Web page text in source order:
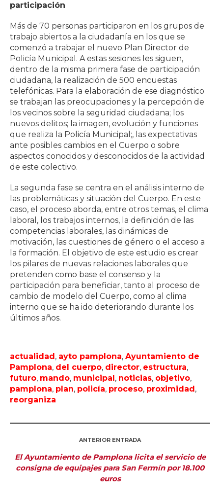
participación
Más de 70 personas participaron en los grupos de
trabajo abiertos a la ciudadanía en los que se
comenzó a trabajar el nuevo Plan Director de
Policía Municipal. A estas sesiones les siguen,
dentro de la misma primera fase de participación
ciudadana, la realización de 500 encuestas
telefónicas. Para la elaboración de ese diagnóstico
se trabajan las preocupaciones y la percepción de
los vecinos sobre la seguridad ciudadana; los
nuevos delitos; la imagen, evolución y funciones
que realiza la Policía Municipal;, las expectativas
ante posibles cambios en el Cuerpo o sobre
aspectos conocidos y desconocidos de la actividad
de este colectivo.
La segunda fase se centra en el análisis interno de
las problemáticas y situación del Cuerpo. En este
caso, el proceso aborda, entre otros temas, el clima
laboral, los trabajos internos, la definición de las
competencias laborales, las dinámicas de
motivación, las cuestiones de género o el acceso a
la formación. El objetivo de este estudio es crear
los pilares de nuevas relaciones laborales que
pretenden como base el consenso y la
participación para beneficiar, tanto al proceso de
cambio de modelo del Cuerpo, como al clima
interno que se ha ido deteriorando durante los
últimos años.
actualidad, ayto pamplona, Ayuntamiento de
Pamplona, del cuerpo, director, estructura,
futuro, mando, municipal, noticias, objetivo,
pamplona, plan, policía, proceso, proximidad,
reorganiza
ANTERIOR ENTRADA
El Ayuntamiento de Pamplona licita el servicio de
consigna de equipajes para San Fermín por 18.100
euros